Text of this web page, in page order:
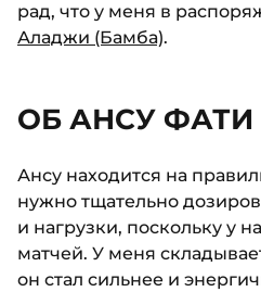
рад, что у меня в
Аладжи (Бамба).
ОБ АНСУ ФАТИ
Ансу находится на
нужно тщательно
и нагрузки, поскольку у
матчей. У меня
он стал сильнее и